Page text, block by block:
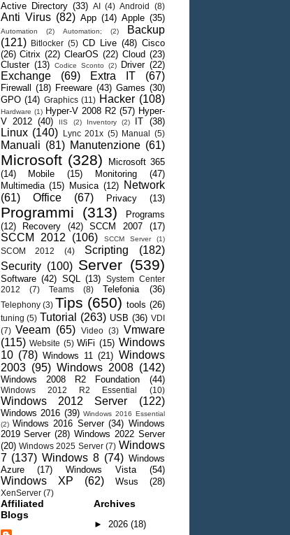
Active Directory (33) AI (4) Android (8)
Anti Virus (82) App (14) Apple (35)
Automation (2) Automation; (2)
Backup
(121)
Bitlocker (5) CD Live (48) Cisco
(26) Citrix (22) ClearOS (22) Cloud (23)
Cluster (13) Codice Sconto (2) Driver (22)
Exchange (69) Extra IT (67)
Firewall (18) Freeware (43) Games (30)
GPO (14) Graphics (11) Hacker (108)
Hardware (1) Hyper-V 2008 R2 (57) Hyper-
V 2012 (40) IIS (2) Inventory (2) IT (38)
Linux (140) Lync 201x (5) Manual (5)
Manuali (81) Manutenzione (61)
Microsoft (328)
Microsoft 365
(14)
Mobile (15) Monitoring
(47)
Multimedia (15) Musica (12)
Network
(61)
Office (67) Privacy (13)
Programmi (313)
Programs
(12)
Recovery (42) SCCM 2007 (17)
SCCM 2012 (106) SCCM Server (1)
SCOM 2012 (4) Scripting
(182)
Security (100) Server (539)
Software (42) SQL (13)
System Center
2012
(7) Teams (8) Telefonia (36)
Telephony (3) Tips (650) tools (26)
tuning (5) Tutorial (263) USB (36) VDI
(7) Veeam (65) Video (3) Vmware
(115) Website (5) WiFi (15) Windows
10 (78) Windows 11 (21) Windows
2003 (95) Windows 2008 (142)
Windows 2008 R2 Foundation (44)
Windows 2012 R2 Essential (10)
Windows 2012 Server (122)
Windows 2016 (39) Windows 2016 Essential
(2) Windows 2016 Server (34) Windows
2019 Server (28) Windows 2022 Server
(20) Windows 2025 Server (7) Windows
7 (137) Windows 8 (74) Windows
Azure
(17) Windows Vista (54)
Windows XP (62) Wsus (28)
XenServer (7)
Affiliated
Blogs
Archives
► 2026 (18)